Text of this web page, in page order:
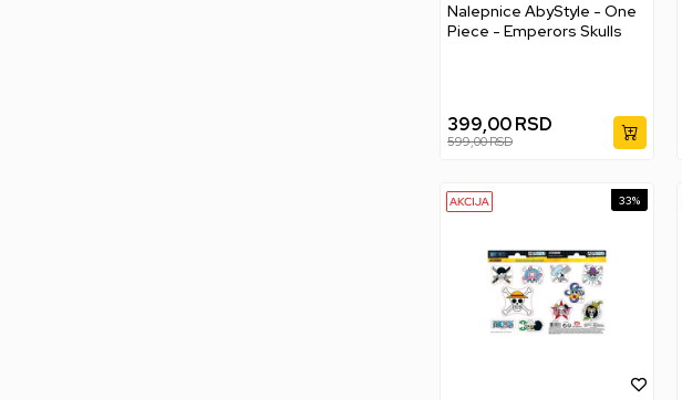
Nalepnice AbyStyle - One
Piece - Emperors Skulls
399,00RSD
599,00RSD
33%